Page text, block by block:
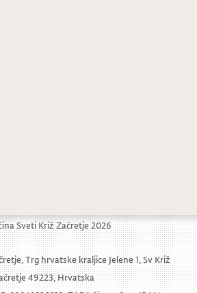
Sveti Križ Začretje 2026
Trg hrvatske kraljice Jelene 1, Sv Križ
49223, Hrvatska